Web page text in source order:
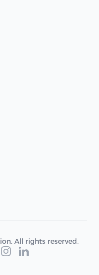
All rights reserved.